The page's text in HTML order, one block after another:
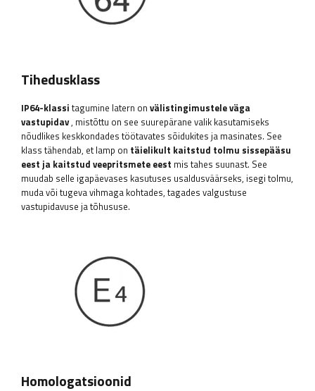
Tihedusklass
IP64-klassi tagumine latern on välistingimustele väga
vastupidav, mistõttu on see suurepärane valik kasutamiseks
nõudlikes keskkondades töötavates sõidukites ja masinates. See
klass tähendab, et lamp on täielikult kaitstud tolmu sissepääsu
eest ja kaitstud veepritsmete eest mis tahes suunast. See
muudab selle igapäevases kasutuses usaldusväärseks, isegi tolmu,
muda või tugeva vihmaga kohtades, tagades valgustuse
vastupidavuse ja tõhususe.
Homologatsioonid